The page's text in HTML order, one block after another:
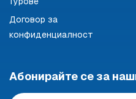
Договор за
конфиденциалност
Абонирайте се за